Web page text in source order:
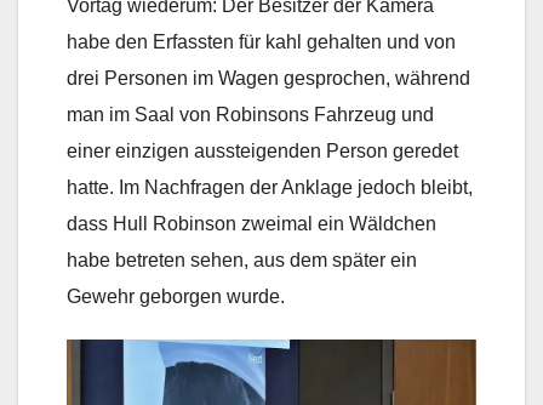
Vortag wiederum: Der Besitzer der Kamera
habe den Erfassten für kahl gehalten und von
drei Personen im Wagen gesprochen, während
man im Saal von Robinsons Fahrzeug und
einer einzigen aussteigenden Person geredet
hatte. Im Nachfragen der Anklage jedoch bleibt,
dass Hull Robinson zweimal ein Wäldchen
habe betreten sehen, aus dem später ein
Gewehr geborgen wurde.